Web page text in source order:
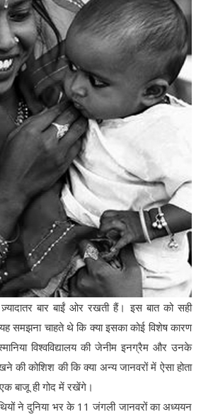
ज़्यादातर बार बाईं ओर रखती हैं। इस बात को सही
समझना चाहते थे कि क्या इसका कोई विशेष कारण
विश्वविद्यालय की जेनीम इनग्रैम और उनके
की कोशिश की कि क्या अन्य जानवरों में ऐसा होता
बाजू ही गोद में रखेंगे।
ने दुनिया भर के 11 जंगली जानवरों का अध्ययन